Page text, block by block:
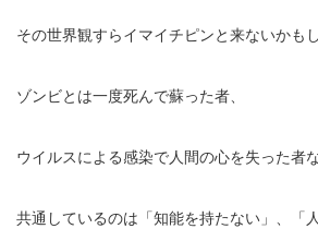
その世界観すらイマイチピンと来ないかも
ゾンビとは一度死んで蘇った者、
ウイルスによる感染で人間の心を失った者
共通しているのは「知能を持たない」、「